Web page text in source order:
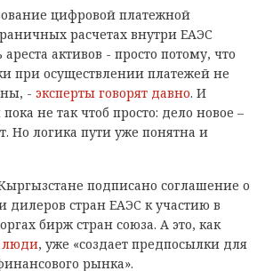
цифровой платежной
расчетах внутри ЕАЭС
активов - просто потому, что
при осуществлении платежей не
- эксперты говорят давно. И
не так чтоб просто: дело новое –
Но логика пути уже понятна и
подписано соглашение о
дилеров стран ЕАЭС к участию в
бирж стран союза. А это, как
, уже «создает предпосылки для
рынка».